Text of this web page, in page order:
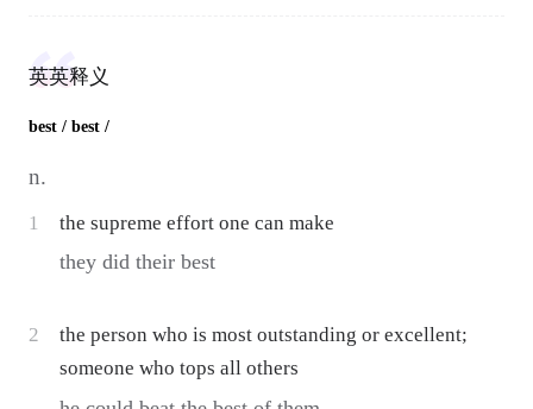
英英释义
best / best /
n.
1 the supreme effort one can make
they did their best
2
the person who is most outstanding or excellent;
someone who tops all others